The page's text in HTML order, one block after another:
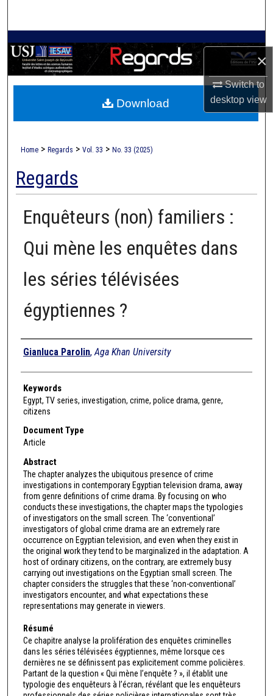
×
Switch to
desktopview
Browse Collections
My Account
About
Home > Regards > Vol. 33 > No. 33 (2025)
Regards
Enquêteurs (non) familiers :
Qui mène les enquêtes dans
les séries télévisées
égyptiennes ?
Authors
Gianluca Parolin, Aga Khan University
Keywords
Egypt, TV series, investigation, crime, police drama, genre,
citizens
Document Type
Article
Abstract
The chapter analyzes the ubiquitous presence of crime
investigations in contemporary Egyptian television drama, away
from genre definitions of crime drama. By focusing on who
conducts these investigations, the chapter maps the typologies
of investigators on the small screen. The ‘conventional’
investigators of global crime drama are an extremely rare
occurrence on Egyptian television, and even when they exist in
the original work they tend to be marginalized in the adaptation. A
host of ordinary citizens, on the contrary, are extremely busy
carrying out investigations on the Egyptian small screen. The
chapter considers the struggles that these ‘non-conventional’
investigators encounter, and what expectations these
representations may generate in viewers.
Résumé
Ce chapitre analyse la prolifération des enquêtes criminelles
dans les séries télévisées égyptiennes, même lorsque ces
dernières ne se définissent pas explicitement comme policières.
Partant de la question « Qui mène l’enquête ? », il établit une
typologie des enquêteurs à l’écran, révélant que les enquêteurs
Download